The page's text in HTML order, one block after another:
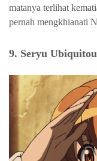
matanya terlihat
pernah mengkhianati
9. Seryu